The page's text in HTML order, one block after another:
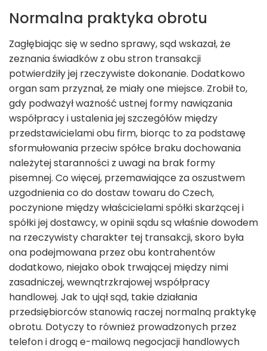
Normalna praktyka obrotu
Zagłębiając się w sedno sprawy, sąd wskazał, że
zeznania świadków z obu stron transakcji
potwierdziły jej rzeczywiste dokonanie. Dodatkowo
organ sam przyznał, że miały one miejsce. Zrobił to,
gdy podważył ważność ustnej formy nawiązania
współpracy i ustalenia jej szczegółów między
przedstawicielami obu firm, biorąc to za podstawę
sformułowania przeciw spółce braku dochowania
należytej staranności z uwagi na brak formy
pisemnej. Co więcej, przemawiające za oszustwem
uzgodnienia co do dostaw towaru do Czech,
poczynione między właścicielami spółki skarżącej i
spółki jej dostawcy, w opinii sądu są właśnie dowodem
na rzeczywisty charakter tej transakcji, skoro była
ona podejmowana przez obu kontrahentów
dodatkowo, niejako obok trwającej między nimi
zasadniczej, wewnątrzkrajowej współpracy
handlowej. Jak to ujął sąd, takie działania
przedsiębiorców stanowią raczej normalną praktykę
obrotu. Dotyczy to również prowadzonych przez
telefon i drogą e-mailową negocjacji handlowych